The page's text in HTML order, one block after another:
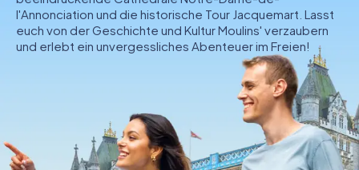
Tickets
DE
IE
NL
l'Annonciation und die historische Tour Jacquemart. Lasst
euch von der Geschichte und Kultur Moulins' verzaubern
und erlebt ein unvergessliches Abenteuer im Freien!